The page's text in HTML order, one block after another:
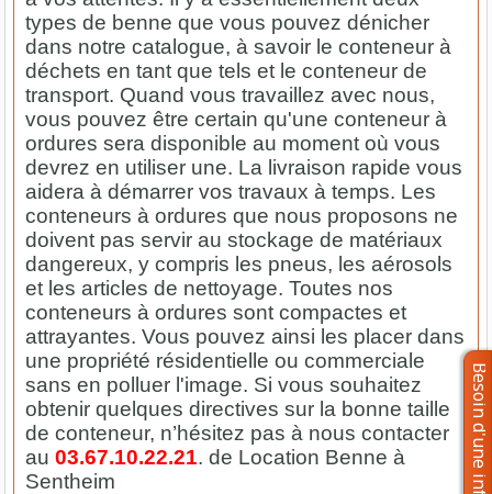
types de benne que vous pouvez dénicher
dans notre catalogue, à savoir le conteneur à
déchets en tant que tels et le conteneur de
transport. Quand vous travaillez avec nous,
vous pouvez être certain qu'une conteneur à
ordures sera disponible au moment où vous
devrez en utiliser une. La livraison rapide vous
aidera à démarrer vos travaux à temps. Les
conteneurs à ordures que nous proposons ne
doivent pas servir au stockage de matériaux
dangereux, y compris les pneus, les aérosols
et les articles de nettoyage. Toutes nos
conteneurs à ordures sont compactes et
attrayantes. Vous pouvez ainsi les placer dans
une propriété résidentielle ou commerciale
sans en polluer l'image. Si vous souhaitez
obtenir quelques directives sur la bonne taille
de conteneur, n’hésitez pas à nous contacter
au03.67.10.22.21. de Location Benne à
Sentheim